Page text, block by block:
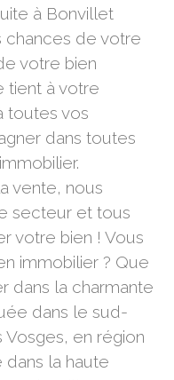
à Bonvillet
de votre
votre bien
tient à votre
toutes vos
dans toutes
vente, nous
secteur et tous
votre bien ! Vous
immobilier ? Que
dans la charmante
dans le sud-
en région
dans la haute